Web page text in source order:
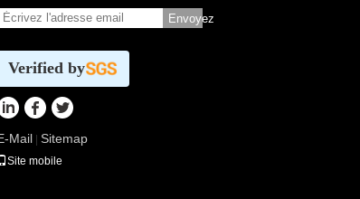
Envoyez
Verified by
Mail Sitemap
Site mobile